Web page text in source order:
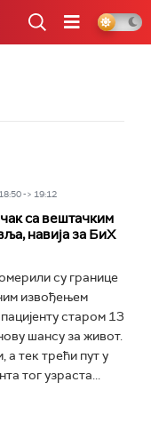
-> 19:12
са вештачким
навија за БиХ
су границе
извођењем
пацијенту старом 13
шансу за живот.
а тек трећи пут у
тог узраста...